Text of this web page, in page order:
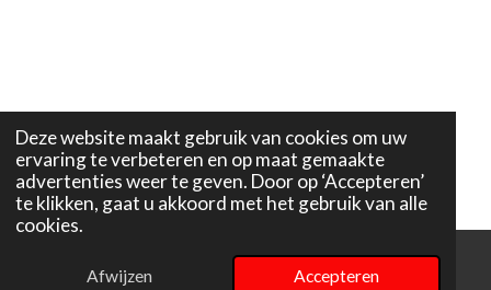
Deze website maakt gebruik van cookies om uw
ervaring te verbeteren en op maat gemaakte
advertenties weer te geven. Door op ‘Accepteren’
te klikken, gaat u akkoord met het gebruik van alle
cookies.
Afwijzen Accepteren
E-mailadres Telefoonnummer Instagram